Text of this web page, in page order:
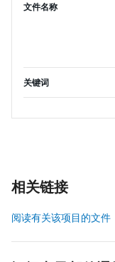
文件名称
关键词
相关链接
阅读有关该项目的文件